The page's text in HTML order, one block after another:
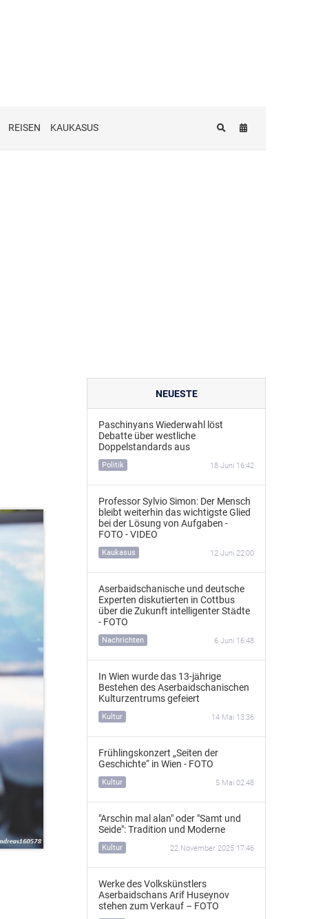
REISEN KAUKASUS
NEUESTE
Paschinyans Wiederwahl löst
Debatte über westliche
Doppelstandards aus
Politik 18 Juni 16:42
Professor Sylvio Simon: Der Mensch
bleibt weiterhin das wichtigste Glied
bei der Lösung von Aufgaben -
FOTO - VIDEO
Kaukasus 12 Juni 22:00
Aserbaidschanische und deutsche
Experten diskutierten in Cottbus
über die Zukunft intelligenter Städte
- FOTO
Nachrichten 6 Juni 16:48
In Wien wurde das 13‑jährige
Bestehen des Aserbaidschanischen
Kulturzentrums gefeiert
Kultur 14 Mai 13:36
Frühlingskonzert „Seiten der
Geschichte“ in Wien - FOTO
Kultur 5 Mai 02:48
"Arschin mal alan" oder "Samt und
Seide": Tradition und Moderne
Kultur 22 November 2025 17:46
Werke des Volkskünstlers
Aserbaidschans Arif Huseynov
stehen zum Verkauf – FOTO